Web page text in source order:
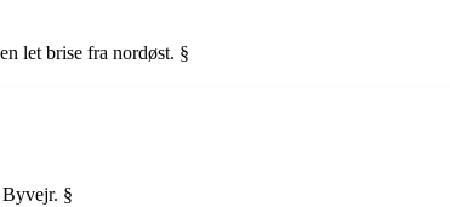
let brise fra nordøst. §
§